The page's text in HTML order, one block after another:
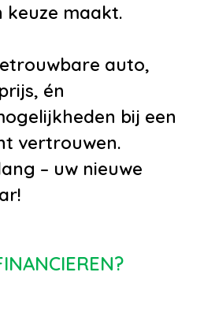
keuze maakt.
auto,
én
bij een
vertrouwen.
– uw nieuwe